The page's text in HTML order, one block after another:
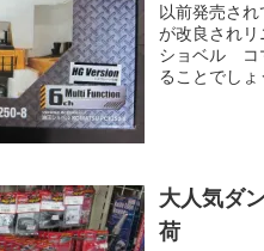
以前発売さ
が改良され
ショベル コ
ることでしょ
大人気ダ
荷